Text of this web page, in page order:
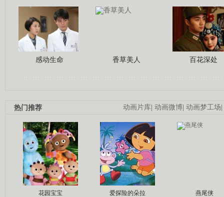
感动生命 香草美人 百花深处
动画片库 动画微博 动画梦工场
热门推荐
花园宝宝 爱探险的朵拉 燕尾侠